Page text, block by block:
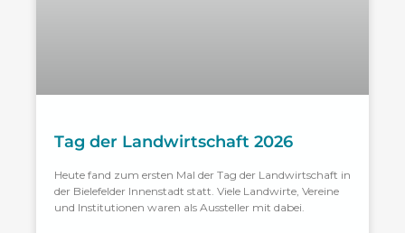
Tag der Landwirtschaft 2026
Heute fand zum ersten Mal der Tag der Landwirtschaft in
der Bielefelder Innenstadt statt. Viele Landwirte, Vereine
und Institutionen waren als Aussteller mit dabei.